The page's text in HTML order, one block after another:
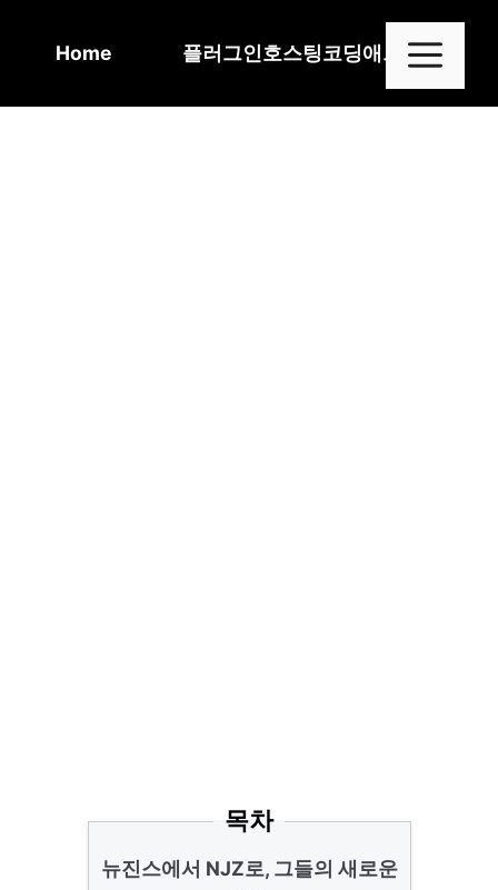
Home 플러그인호스팅코딩애드센스
목차
뉴진스에서 NJZ로, 그들의 새로운